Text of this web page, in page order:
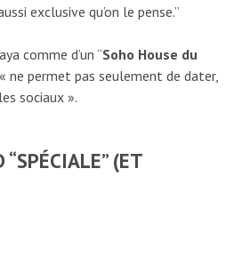
exclusive qu’on le pense.”
comme d’un “Soho House du
ne permet pas seulement de dater,
sociaux ».
“SPÉCIALE” (ET